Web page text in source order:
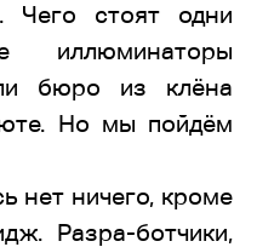
Чего стоят одни
иллюминаторы
бюро из клёна
Но мы пойдём
нет ничего, кроме
Разра-ботчики,